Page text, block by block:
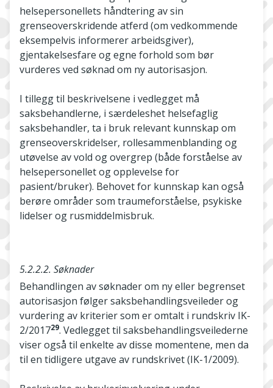
helsepersonellets håndtering av sin
grenseoverskridende atferd (om vedkommende
eksempelvis informerer arbeidsgiver),
gjentakelsesfare og egne forhold som bør
vurderes ved søknad om ny autorisasjon.
I tillegg til beskrivelsene i vedlegget må
saksbehandlerne, i særdeleshet helsefaglig
saksbehandler, ta i bruk relevant kunnskap om
grenseoverskridelser, rollesammenblanding og
utøvelse av vold og overgrep (både forståelse av
helsepersonellet og opplevelse for
pasient/bruker). Behovet for kunnskap kan også
berøre områder som traumeforståelse, psykiske
lidelser og rusmiddelmisbruk.
5.2.2.2. Søknader
Behandlingen av søknader om ny eller begrenset
autorisasjon følger saksbehandlingsveileder og
vurdering av kriterier som er omtalt i rundskriv IK-
2/201729. Vedlegget til saksbehandlingsveilederne
viser også til enkelte av disse momentene, men da
til en tidligere utgave av rundskrivet (IK-1/2009).